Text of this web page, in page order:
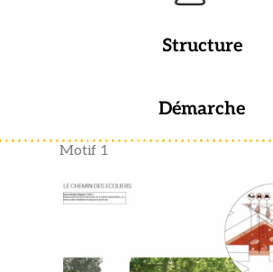
Structure
Démarche
Motif 1